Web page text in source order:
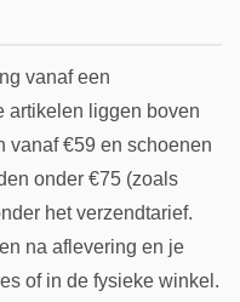
vanaf een
artikelen liggen boven
vanaf €59 en schoenen
onder €75 (zoals
het verzendtarief.
na aflevering en je
of in de fysieke winkel.